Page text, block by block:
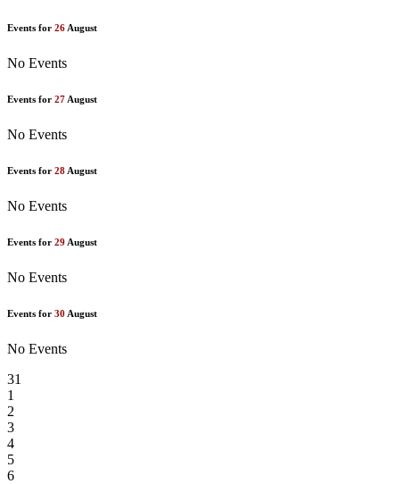
Events for 26 August
No Events
Events for 27 August
No Events
Events for 28 August
No Events
Events for 29 August
No Events
Events for 30 August
No Events
31
1
2
3
4
5
6